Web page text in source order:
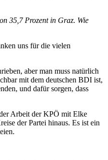
35,7 Prozent in Graz. Wie
uns für die vielen
aber man muss natürlich
mit dem deutschen BDI ist,
und dafür sorgen, dass
Arbeit der KPÖ mit Elke
der Partei hinaus. Es ist ein